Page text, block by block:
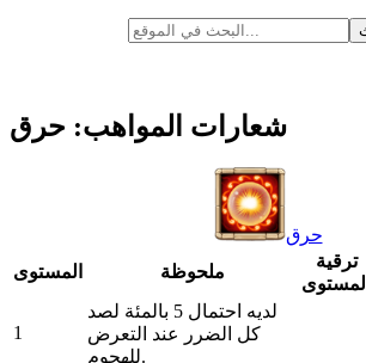
شعارات المواهب: حرق
حرق
المستوى
ملحوظة
ترقية
المستوى
1
لديه احتمال 5 بالمئة لصد
كل الضرر عند التعرض
للهجوم.